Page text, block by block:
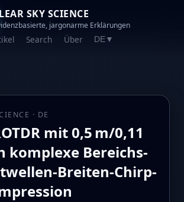
SKY SCIENCE
jargonarme Erklärungen
Search Über DE▼
· DE
mit 0,5 m/0,11
komplexe Bereichs-
Breiten-Chirp-